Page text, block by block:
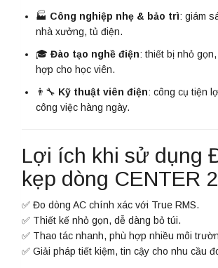
🏭 Công nghiệp nhẹ & bảo trì: giám
nhà xưởng, tủ điện.
🎓 Đào tạo nghề điện: thiết bị nhỏ
hợp cho học viên.
👨‍🔧 Kỹ thuật viên điện: công cụ tiện
công việc hàng ngày.
Lợi ích khi sử dụng
kẹp dòng CENTER
✅ Đo dòng AC chính xác với True RMS.
✅ Thiết kế nhỏ gọn, dễ dàng bỏ túi.
✅ Thao tác nhanh, phù hợp nhiều môi
✅ Giải pháp tiết kiệm, tin cậy cho nhu cầu